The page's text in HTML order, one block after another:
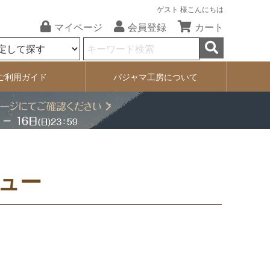
ゲスト 様こんにちは
マイページ 会員登録 カート
利用ガイド パジャマ工房について
ー